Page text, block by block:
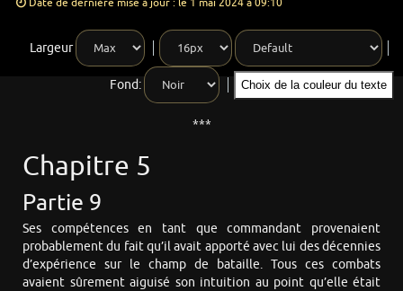
Date de dernière mise à jour : le 1 mai 2024 à 09:10
Largeur
Fond: Choix de la couleur du texte
***
Chapitre 5
Partie 9
Ses compétences en tant que commandant provenaient
probablement du fait qu’il avait apporté avec lui des décennies
d’expérience sur le champ de bataille. Tous ces combats
avaient sûrement aiguisé son intuition au point qu’elle était